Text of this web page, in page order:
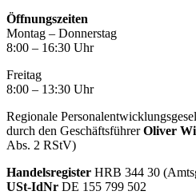
Öffnungszeiten
Montag – Donnerstag
8:00 – 16:30 Uhr
Freitag
8:00 – 13:30 Uhr
Regionale
durch den GeschäftsführerOliver
Abs. 2 RStV)
Handelsregister HRB 344 30
USt-IdNr DE 155 799 502